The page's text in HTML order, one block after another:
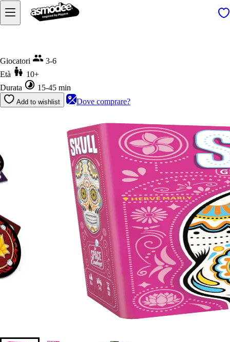
Giocatori
3-6
Età
10+
Durata
15-45 min
Add to wishlist Dove comprare?